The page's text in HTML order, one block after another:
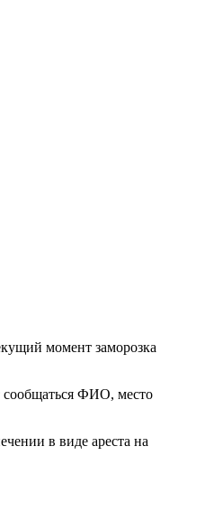
момент заморозка
сообщаться ФИО, место
в виде ареста на